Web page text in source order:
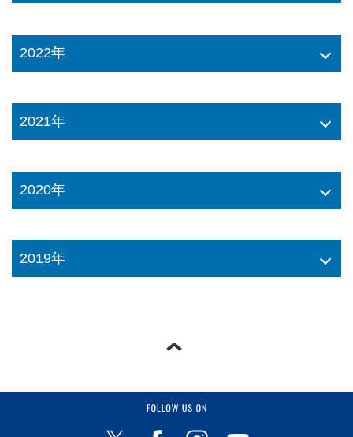
2022年
2021年
2020年
2019年